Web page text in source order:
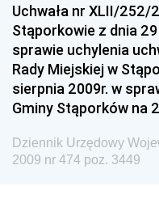
Dziennik Urzędowy
Dziennik Urzędowy
Regionalnej
Dziennik Urzędowy
Dziennik Urzędowy
Dziennik Urzędowy
Inspektora Ochrony
Uchwała nr XLII/252/
Stąporkowie z dnia
sprawie uchylenia
Rady Miejskiej w
sierpnia 2009r. w
Gminy Stąporków na
Dziennik Urzędowy
2009 nr 474 poz. 3449